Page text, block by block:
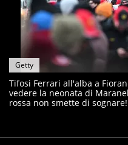
Getty
Tifosi Ferrari all'alba a
vedere la neonata di
rossa non smette di sognare!